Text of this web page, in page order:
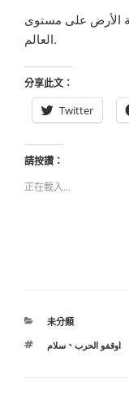
الأرض على مستوى
العالم.
分享此文：
Twitter
請按讚：
正在載入...
分
未分類
標
اوقفو الحرب 、سلام